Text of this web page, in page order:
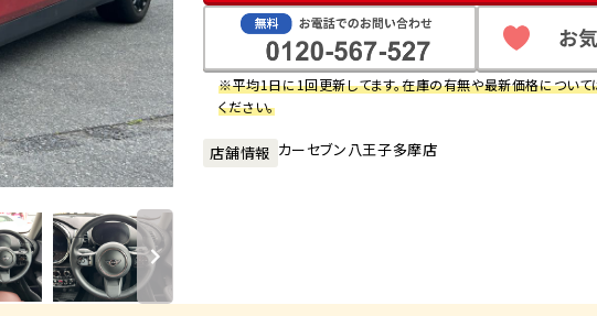
※平均1日に1回更新してます。在庫の有無や最新価格につい
ください。
店舗情報 カーセブン八王子多摩店